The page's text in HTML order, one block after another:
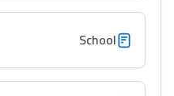
التعليم الثانوي
School